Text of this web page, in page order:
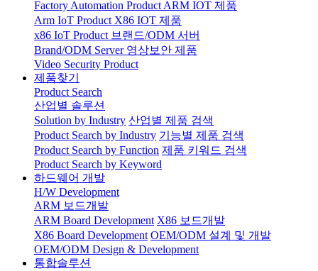
Factory Automation Product ARM IOT 제품
Arm IoT Product X86 IOT 제품
x86 IoT Product 브랜드/ODM 서버
Brand/ODM Server 영상보안 제품
Video Security Product
제품찾기
Product Search
산업별 솔루션
Solution by Industry 산업별 제품 검색
Product Search by Industry 기능별 제품 검색
Product Search by Function 제품 키워드 검색
Product Search by Keyword
하드웨어 개발
H/W Development
ARM 보드개발
ARM Board Development X86 보드개발
X86 Board Development OEM/ODM 설계 및 개발
OEM/ODM Design & Development
통합솔루션